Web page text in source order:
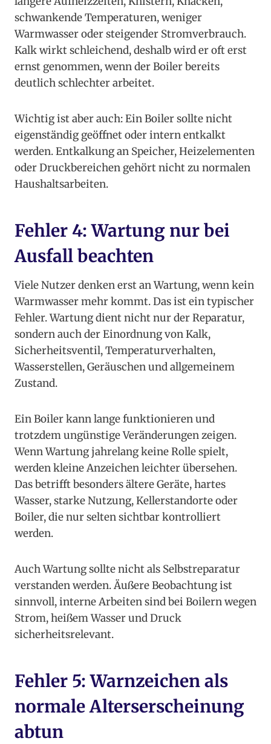
schwankende Temperaturen, weniger
Warmwasser oder steigender Stromverbrauch.
Kalk wirkt schleichend, deshalb wird er oft erst
ernst genommen, wenn der Boiler bereits
deutlich schlechter arbeitet.
Wichtig ist aber auch: Ein Boiler sollte nicht
eigenständig geöffnet oder intern entkalkt
werden. Entkalkung an Speicher, Heizelementen
oder Druckbereichen gehört nicht zu normalen
Haushaltsarbeiten.
Fehler 4: Wartung nur bei
Ausfall beachten
Viele Nutzer denken erst an Wartung, wenn kein
Warmwasser mehr kommt. Das ist ein typischer
Fehler. Wartung dient nicht nur der Reparatur,
sondern auch der Einordnung von Kalk,
Sicherheitsventil, Temperaturverhalten,
Wasserstellen, Geräuschen und allgemeinem
Zustand.
Ein Boiler kann lange funktionieren und
trotzdem ungünstige Veränderungen zeigen.
Wenn Wartung jahrelang keine Rolle spielt,
werden kleine Anzeichen leichter übersehen.
Das betrifft besonders ältere Geräte, hartes
Wasser, starke Nutzung, Kellerstandorte oder
Boiler, die nur selten sichtbar kontrolliert
werden.
Auch Wartung sollte nicht als Selbstreparatur
verstanden werden. Äußere Beobachtung ist
sinnvoll, interne Arbeiten sind bei Boilern wegen
Strom, heißem Wasser und Druck
sicherheitsrelevant.
Fehler 5: Warnzeichen als
normale Alterserscheinung
abtun